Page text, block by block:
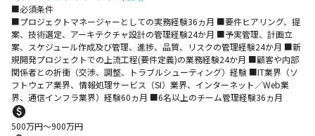
■必須条件
■プロジェクトマネージャーとしての実務経験36ヵ月 ■要件ヒアリング、提
案、技術選定、アーキテクチャ設計の管理経験24か月 ■予実管理、計画立
案、スケジュール作成及び管理、進捗、品質、リスクの管理経験24か月 ■新
規開発プロジェクトでの上流工程(要件定義)の業務経験24か月 ■顧客や内部
関係者との折衝（交渉、調整、トラブルシューティング）経験 ■IT業界（ソ
フトウェア業界、情報処理サービス（SI）業界、インターネット／Web業
界、通信インフラ業界）経験60ヵ月 ■6名以上のチーム管理経験36ヵ月
500万円〜900万円